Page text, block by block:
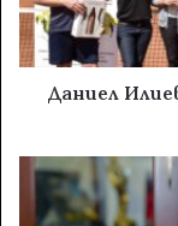
Даниел